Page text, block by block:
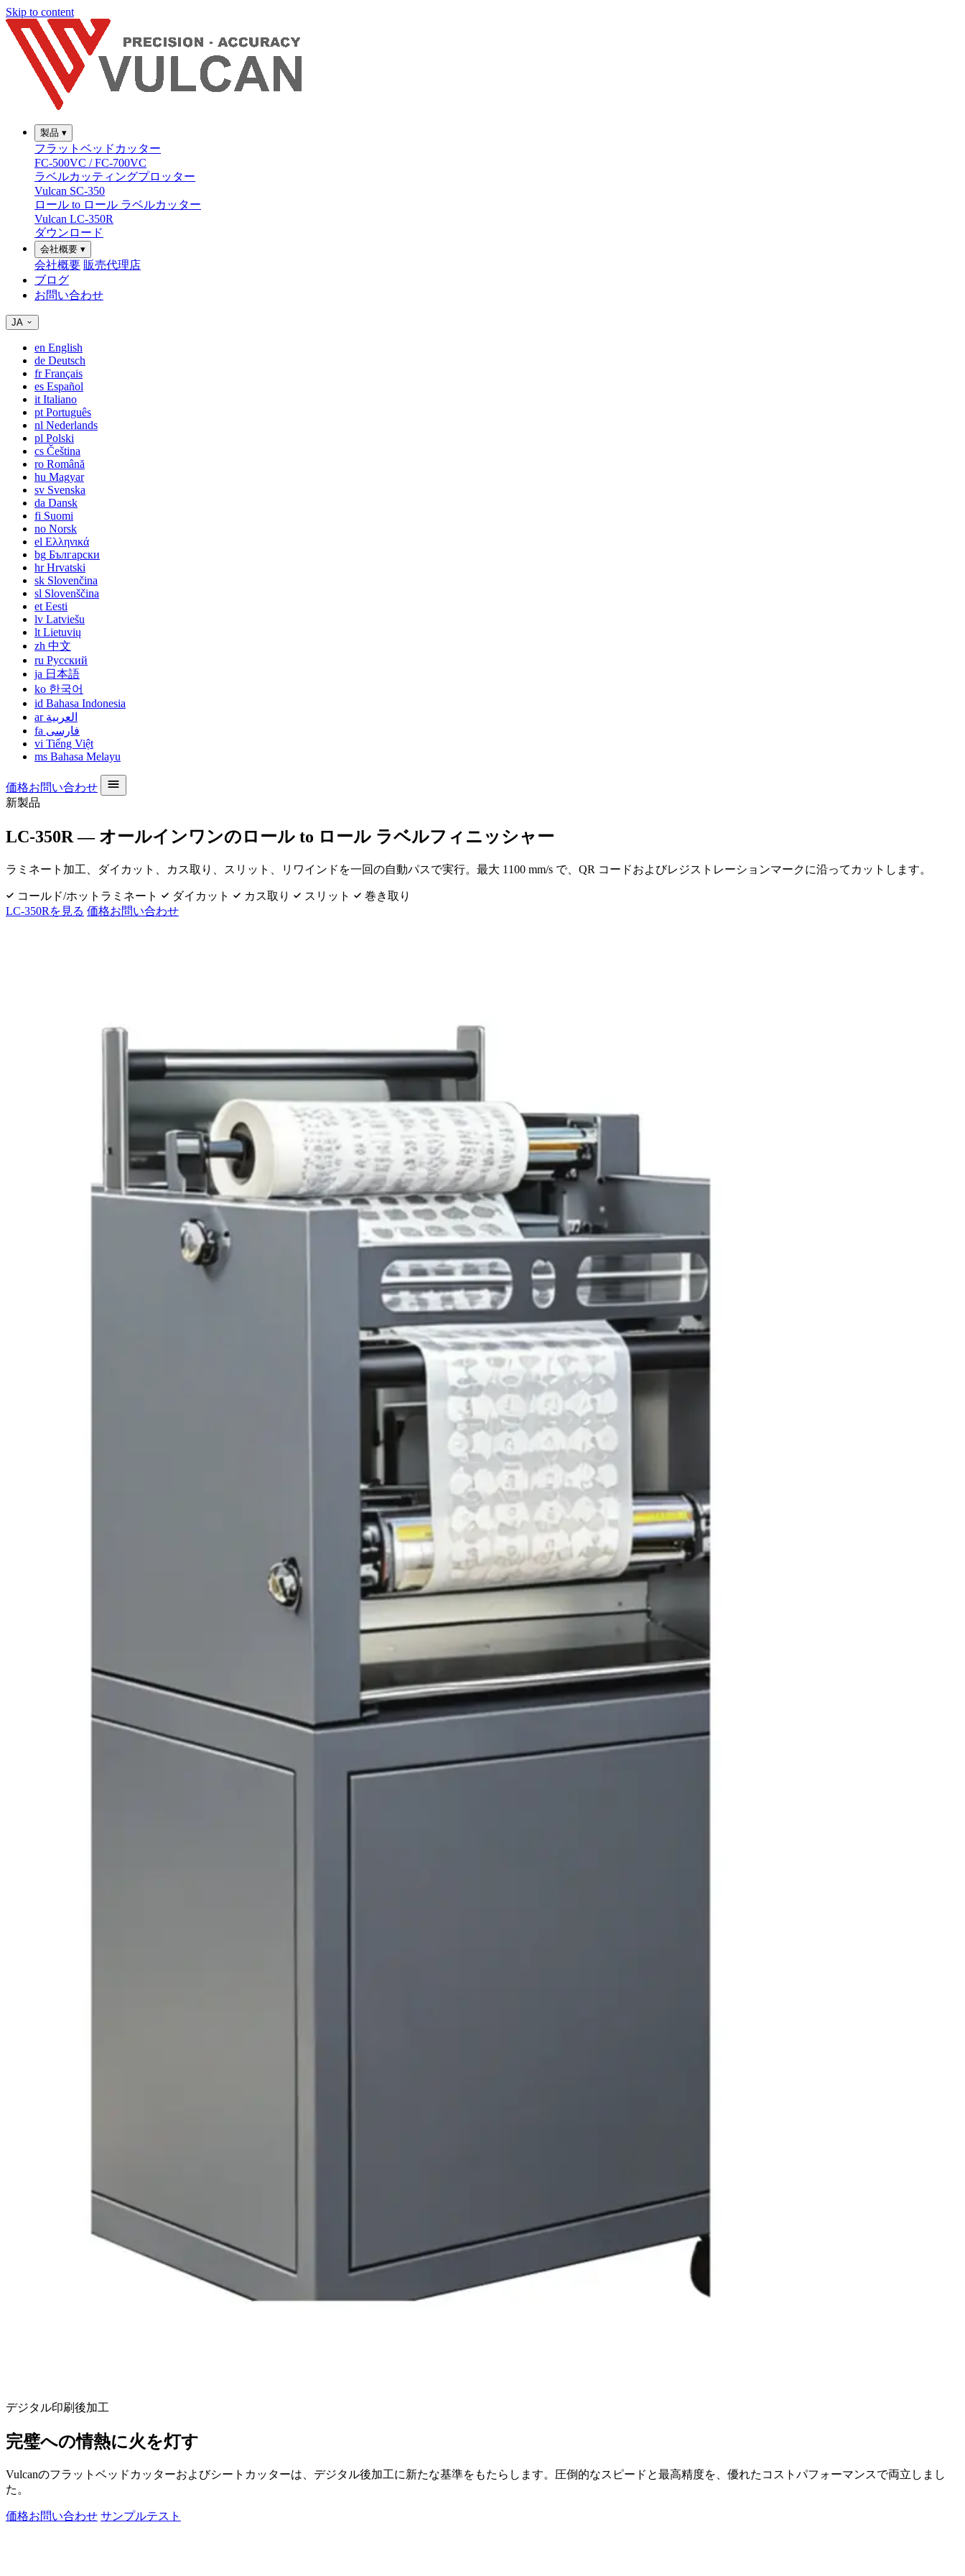
Skip to content
製品 ▾
フラットベッドカッター
FC-500VC / FC-700VC
ラベルカッティングプロッター
Vulcan SC-350
ロール to ロール ラベルカッター
Vulcan LC-350R
ダウンロード
会社概要 ▾
会社概要 販売代理店
ブログ
お問い合わせ
JA
en English
de Deutsch
frFrançais
es Español
it Italiano
pt Português
nl Nederlands
pl Polski
cs Čeština
ro Română
hu Magyar
sv Svenska
da Dansk
fi Suomi
no Norsk
el Ελληνικά
bg Български
hrHrvatski
sk Slovenčina
sl Slovenščina
et Eesti
lv Latviešu
lt Lietuvių
zh 中文
ru Русский
ja 日本語
ko 한국어
id Bahasa Indonesia
ar العربية
fa فارسی
vi Tiếng Việt
ms Bahasa Melayu
価格お問い合わせ
新製品
LC-350R — オールインワンのロール to ロール ラベルフィニッシャー
ラミネート加工、ダイカット、カス取り、スリット、リワインドを一回の自動パスで実行。最大 1100 mm/s で、QR コードおよびレジストレーションマークに沿ってカットします。
コールド/ホットラミネート ダイカット カス取り スリット
巻き取り
LC-350Rを見る 価格お問い合わせ
デジタル印刷後加工
完璧への情熱に火を灯す
Vulcanのフラットベッドカッターおよびシートカッターは、デジタル後加工に新たな基準をもたらします。圧倒的なスピードと最高精度を、優れたコストパフォーマンスで両立しまし
た。
価格お問い合わせ サンプルテスト